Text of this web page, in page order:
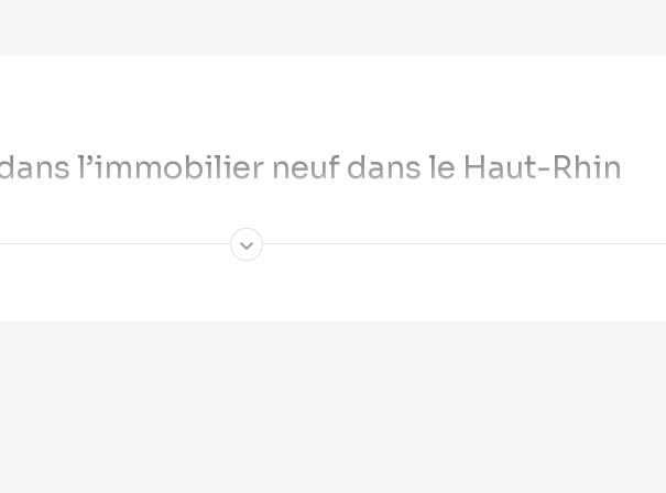
l’immobilier neuf dans le Haut-Rhin
et la Suisse. La préfecture est située à Colmar, mais la ville qui domine sur le plan